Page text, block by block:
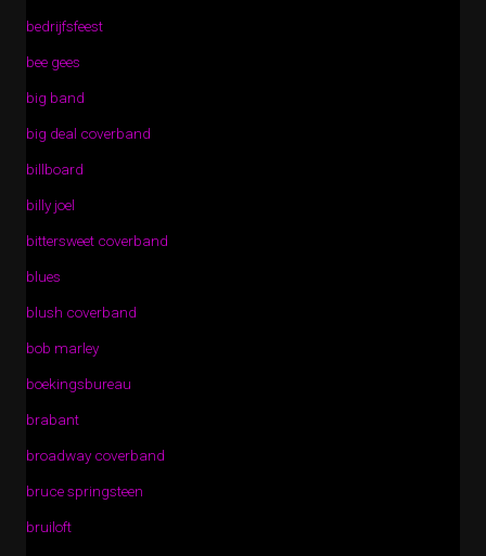
bedrijfsfeest
bee gees
big band
big deal coverband
billboard
billy joel
bittersweet coverband
blues
blush coverband
bob marley
boekingsbureau
brabant
broadway coverband
bruce springsteen
bruiloft